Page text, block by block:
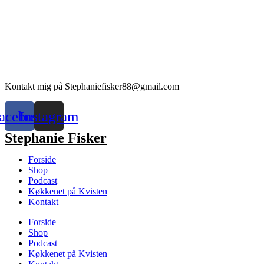
Kontakt mig på Stephaniefisker88@gmail.com
Instagram
Stephanie Fisker
Forside
Shop
Podcast
Køkkenet på Kvisten
Kontakt
Forside
Shop
Podcast
Køkkenet på Kvisten